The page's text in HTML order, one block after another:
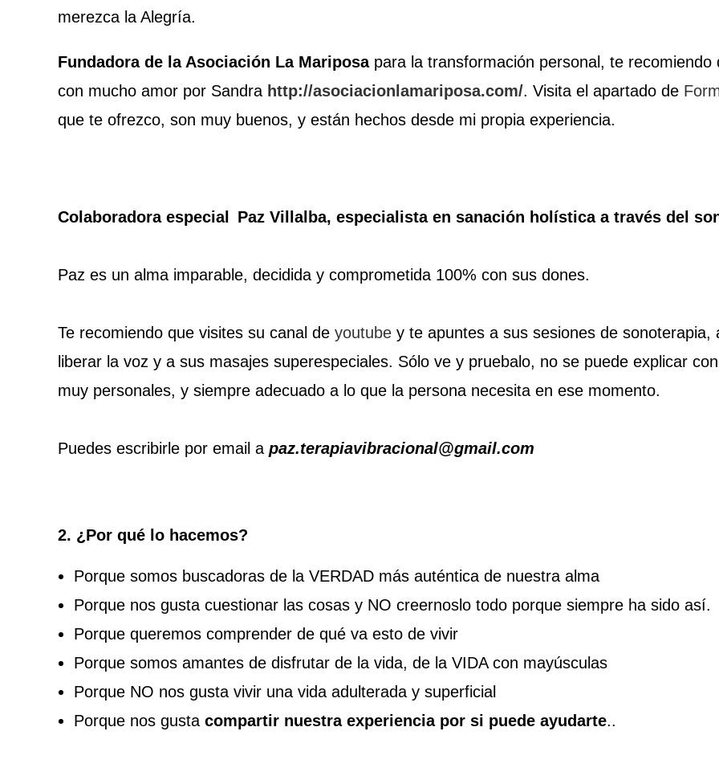
merezca la Alegría.
Fundadora de la Asociación La Mariposa para la transformación personal, te
con mucho amor por Sandra http://asociacionlamariposa.com/. Visita el apartado de
que te ofrezco, son muy buenos, y están hechos desde mi propia experiencia.
Colaboradora especial Paz Villalba, especialista en sanación holística a través del
Paz es un alma imparable, decidida y comprometida 100% con sus dones.
Te recomiendo que visites su canal de youtube y te apuntes a sus sesiones de
liberar la voz y a sus masajes superespeciales. Sólo ve y pruebalo, no se puede explicar
muy personales, y siempre adecuado a lo que la persona necesita en ese momento.
Puedes escribirle por email a paz.terapiavibracional@gmail.com
2. ¿Por qué lo hacemos?
Porque somos buscadoras de la VERDAD más auténtica de nuestra alma
Porque nos gusta cuestionar las cosas y NO creernoslo todo porque siempre ha sido así.
Porque queremos comprender de qué va esto de vivir
Porque somos amantes de disfrutar de la vida, de la VIDA con mayúsculas
Porque NO nos gusta vivir una vida adulterada y superficial
Porque nos gusta compartir nuestra experiencia por si puede ayudarte..